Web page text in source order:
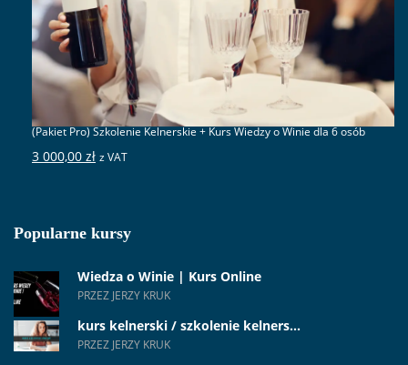
(Pakiet Pro) Szkolenie Kelnerskie + Kurs Wiedzy o Winie dla 6 osób
3 000,00 zł z VAT
Popularne kursy
Wiedza o Winie | Kurs Online
PRZEZ JERZY KRUK
kurs kelnerski / szkolenie kelners...
PRZEZ JERZY KRUK